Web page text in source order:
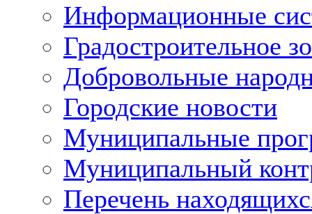
Информационные
Градостроительное
Добровольные
Городские новости
Муниципальные
Муниципальный
Перечень